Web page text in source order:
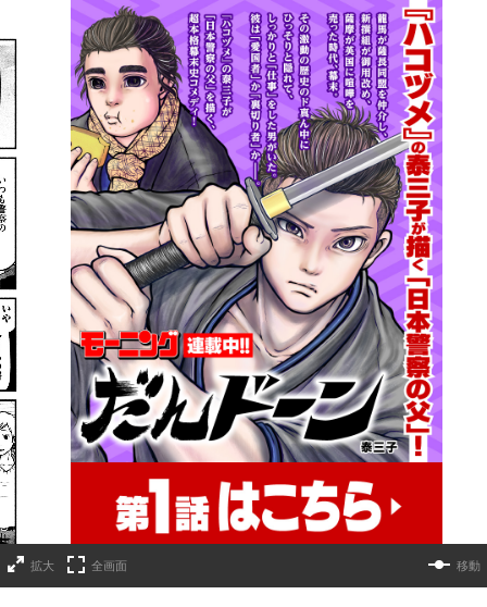
拡大 全画面 移動